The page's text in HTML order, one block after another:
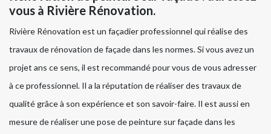
vous à Rivière Rénovation.
Rivière Rénovation est un façadier professionnel qui réalise des
travaux de rénovation de façade dans les normes. Si vous avez un
projet ans ce sens, il est recommandé pour vous de vous adresser
à ce professionnel. Il a la réputation de réaliser des travaux de
qualité grâce à son expérience et son savoir-faire. Il est aussi en
mesure de réaliser une pose de peinture sur façade dans les